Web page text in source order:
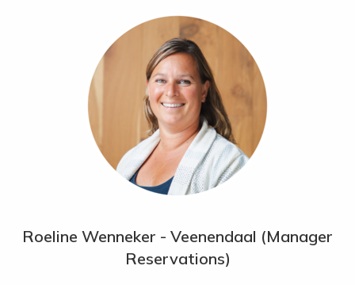
lounge en bar, 5 zwembaden met zonneterrassen en
ligstoelen, Sandcastle Kids Club (3 - 12 jaar), “Iridium Spa”
(3.200 m²) met 11 behandelkamers, uitgebreide wellness en
schoonheidsbehandelingen, sauna, stoombad,
binnenzwembad en fitnessruimte.
2 tennisbanen, 2 squashbanen en golfen op de 18-
holes Gary Player golfbaan.
luxueus ingericht in warme, moderne stijl met
Superior(ca. 55 m²) met badkamer met bad en
regendouche, airco, TV, iPod-dockingstation, wifi, kluisje,
Roeline Wenneker - Veenendaal (Manager
Reservations)